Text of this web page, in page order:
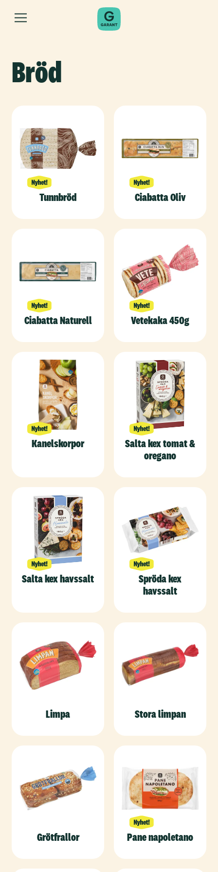
Bröd
Tunnbröd Ciabatta Oliv
Ciabatta Naturell Vetekaka 450g
Kanelskorpor
Salta kex tomat &
oregano
Salta kex havssalt
Spröda kex
havssalt
Limpa Stora limpan
Grötfrallor Pane napoletano